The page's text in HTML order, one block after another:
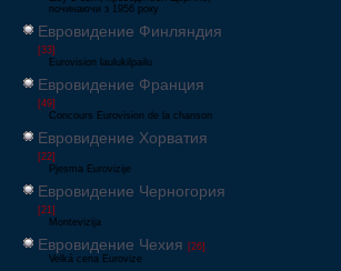
починаючи з 1956 року
Евровидение Финляндия
[33]
Eurovision laulukilpailu
Евровидение Франция
[49]
Concours Eurovision de la chanson
Евровидение Хорватия
[22]
Pjesma Eurovizije
Евровидение Черногория
[21]
Montevizija
Евровидение Чехия [26]
Velká cena Eurovize